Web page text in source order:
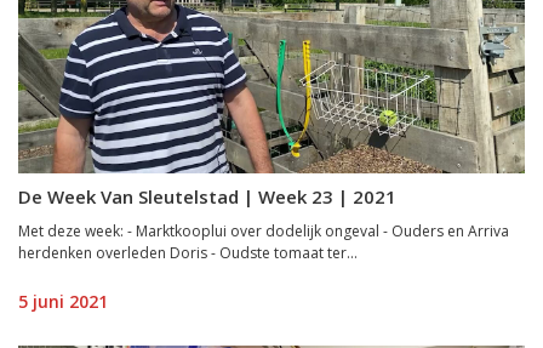
De Week Van Sleutelstad | Week 23 | 2021
Met deze week: - Marktkooplui over dodelijk ongeval - Ouders en Arriva
herdenken overleden Doris - Oudste tomaat ter...
5 juni 2021